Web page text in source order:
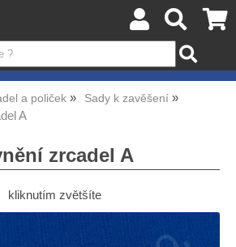
a poliček Sady k zavěšení
A
zrcadel A
kliknutím zvětšíte